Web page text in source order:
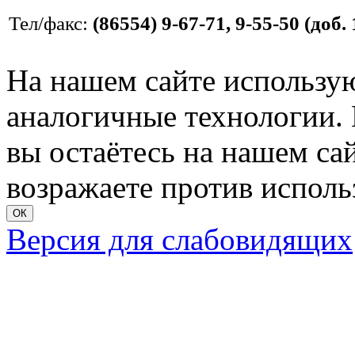
Тел/факс: (86554) 9-67-71, 9-55-50 (доб.
На нашем сайте
аналогичные
вы остаётесь на нашем
возражаете против
ОК
Версия для слабовидящих